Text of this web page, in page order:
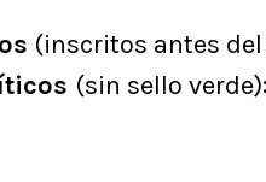
(inscritos antes del
(sin sello verde):